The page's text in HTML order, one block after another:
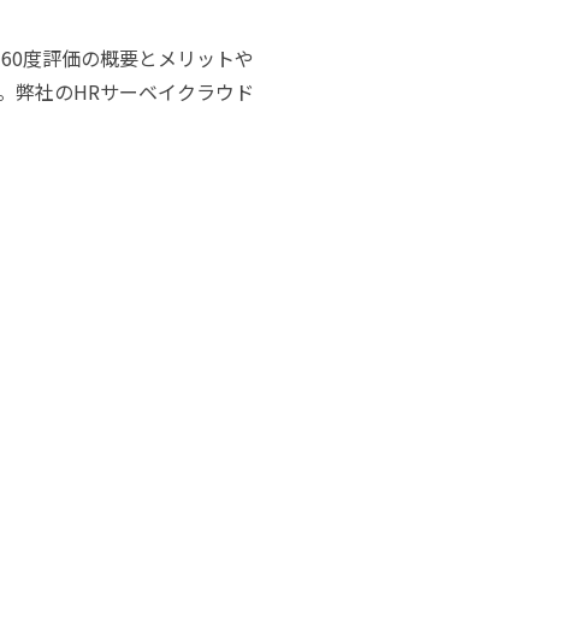
度評価の概要とメリットや
弊社のHRサーベイクラウド